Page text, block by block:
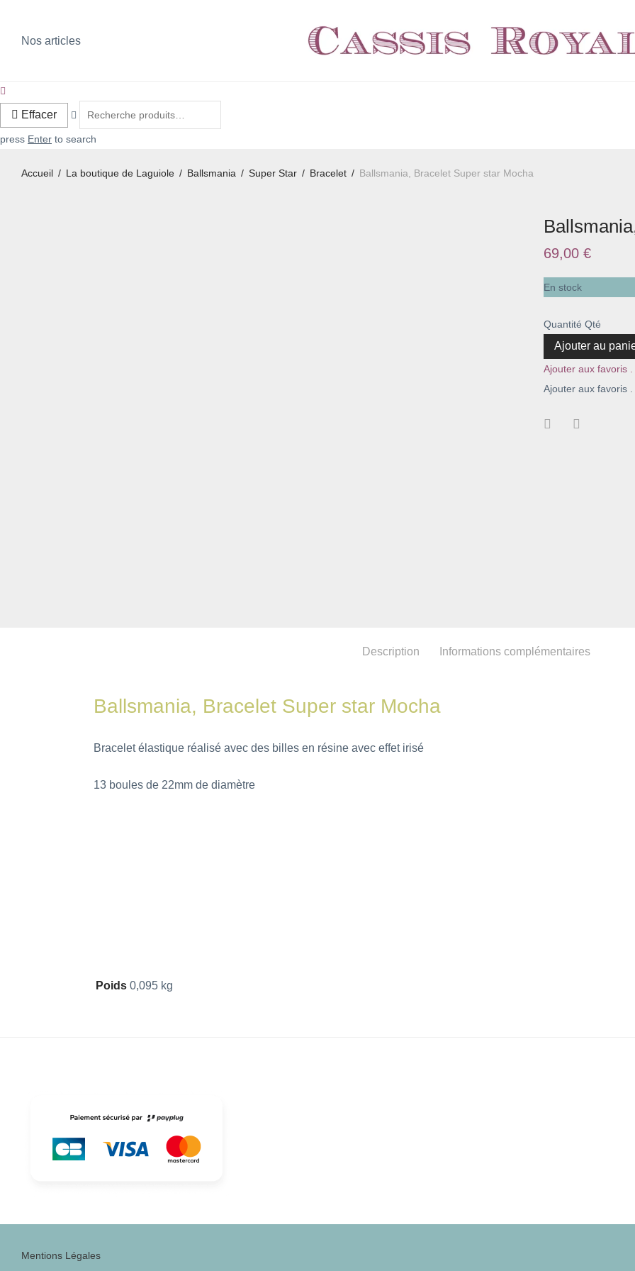
Nos articles
Effacer
press Enter to search
Accueil / La boutique de Laguiole / Ballsmania / Super Star / Bracelet / Ballsmania, Bracelet Super star Mocha
69,00 €
En stock
Quantité Qté
Ajouter au
Ajouter aux favoris .
Ajouter aux favoris .
Description Informations complémentaires
Ballsmania, Bracelet Super star Mocha
Bracelet élastique réalisé avec des billes en résine avec effet irisé
13 boules de 22mm de diamètre
Poids 0,095 kg
Mentions Légales